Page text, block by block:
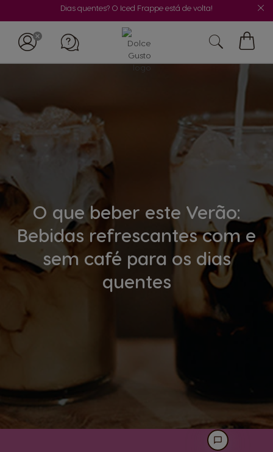
Dias quentes? O Iced Frappe está de volta!
O que beber este Verão:
Bebidas refrescantes com e
sem café para os dias
quentes